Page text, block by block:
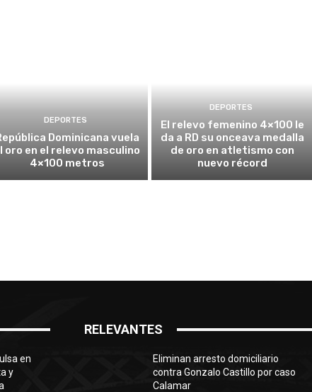
DEPORTES
Dominicana vuela
oro en el relevo masculino
4×100 metros
DEPORTES
El relevo femenino 4×100 le
da a RD su onceava medalla
de oro en atletismo con
nuevo récord
en
y
RELEVANTES
Eliminan arresto domiciliario
contra Gonzalo Castillo por caso
Calamar